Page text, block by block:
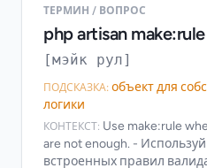
ТЕРМИН / ВОПРОС
php artisan
[мэйк рул]
ПОДСКАЗКА: объект для
логики
КОНТЕКСТ: Use make:rule
are not enough. - Используй
встроенных правил